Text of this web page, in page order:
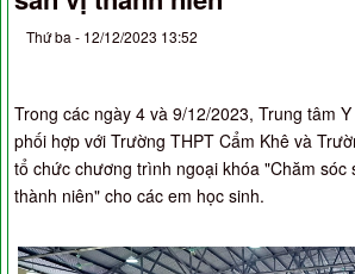
Thứ ba - 12/12/2023 13:52
Trong các ngày 4 và 9/12/2023, Trung tâm
phối hợp với Trường THPT Cẩm Khê và
tổ chức chương trình ngoại khóa "Chăm sóc
thành niên" cho các em học sinh.